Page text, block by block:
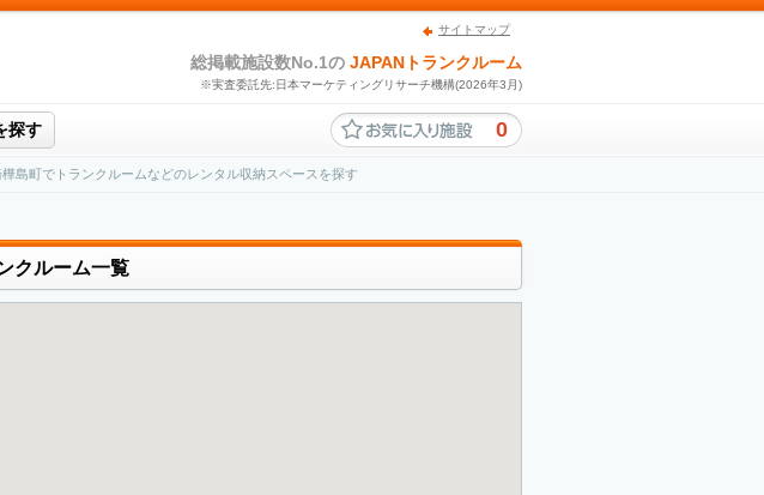
サイトマップ
総掲載施設数No.1の JAPANトランクルーム
※実査委託先:日本マーケティングリサーチ機構(2026年3月)
探す 0
島町でトランクルームなどのレンタル収納スペースを探す
クルーム一覧